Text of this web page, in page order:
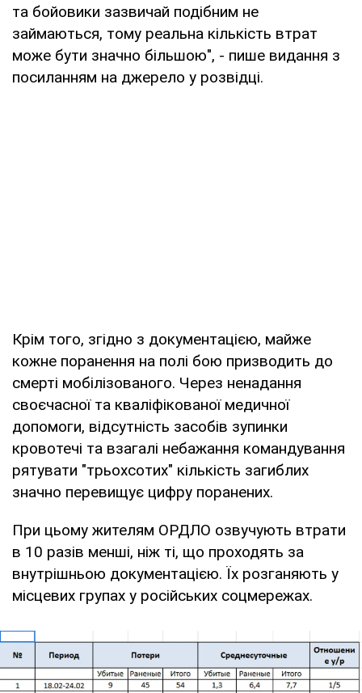
та бойовики зазвичай подібним не
займаються, тому реальна кількість втрат
може бути значно більшою", - пише видання з
посиланням на джерело у розвідці.
Крім того, згідно з документацією, майже
кожне поранення на полі бою призводить до
смерті мобілізованого. Через ненадання
своєчасної та кваліфікованої медичної
допомоги, відсутність засобів зупинки
кровотечі та взагалі небажання командування
рятувати "трьохсотих" кількість загиблих
значно перевищує цифру поранених.
При цьому жителям ОРДЛО озвучують втрати
в 10 разів менші, ніж ті, що проходять за
внутрішньою документацією. Їх розганяють у
місцевих групах у російських соцмережах.